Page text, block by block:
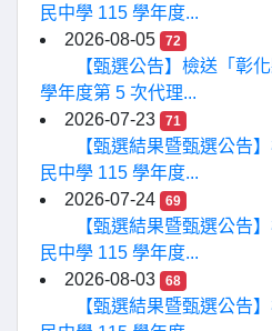
民中學 115 學年度...
2026-08-05
72
【甄選公告】檢送「彰
學年度第 5 次代理...
2026-07-23
71
【甄選結果暨甄選公告
民中學 115 學年度...
2026-07-24
69
【甄選結果暨甄選公告
民中學 115 學年度...
2026-08-03
68
【甄選結果暨甄選公告